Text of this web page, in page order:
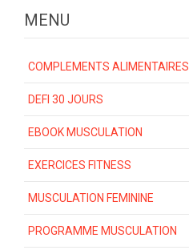
MENU
COMPLEMENTS ALIMENTAIRES
DEFI 30 JOURS
EBOOK MUSCULATION
EXERCICES FITNESS
MUSCULATION FEMININE
PROGRAMME MUSCULATION